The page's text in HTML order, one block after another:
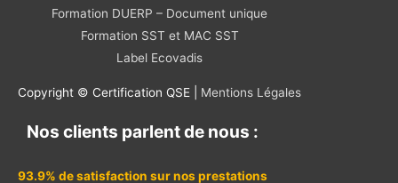
Formation DUERP – Document unique
Formation SST et MAC SST
Label Ecovadis
Copyright © Certification QSE | Mentions Légales
Nos clients parlent de nous :
93.9% de satisfaction sur nos prestations